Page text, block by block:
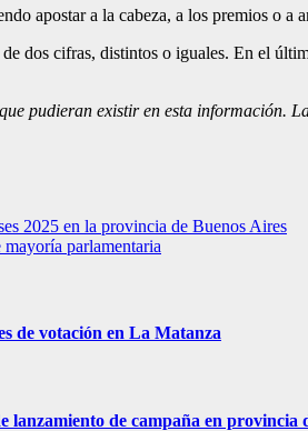
apostar a la cabeza, a los premios o a
dos cifras, distintos o iguales. En el
pudieran existir en esta
2025 en la provincia de Buenos Aires
parlamentaria
de votación en La Matanza
lanzamiento de campaña en provincia